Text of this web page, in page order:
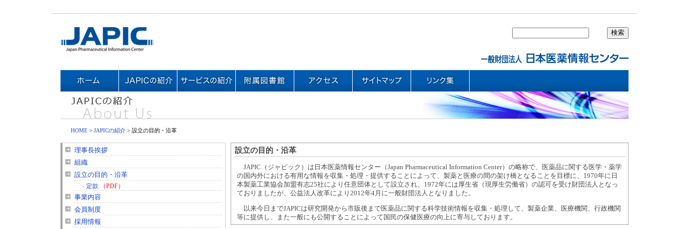
HOME > JAPICの紹介 > 設立の目的・沿革
理事長挨拶
組織
設立の目的・沿革
- 定款
（PDF）
事業内容
会員制度
採用情報
設立の目的・沿革
JAPIC（ジャピック）は日本医薬情報センター（Japan Pharmaceutical Information Center）の略称で、医薬品に関する医学・薬学
の国内外における有用な情報を収集・処理・提供することによって、製薬と医療の間の架け橋となることを目標に、1970年に日
本製薬工業協会加盟有志25社により任意団体として設立され、1972年には厚生省（現厚生労働省）の認可を受け財団法人となっ
ておりましたが、公益法人改革により2012年4月に一般財団法人となりました。
以来今日までJAPICは研究開発から市販後まで医薬品に関する科学技術情報を収集・処理して、製薬企業、医療機関、行政機関
等に提供し、また一般にも公開することによって国民の保健医療の向上に寄与しております。